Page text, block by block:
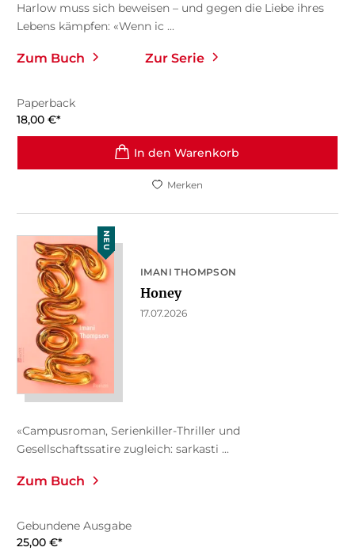
Harlow muss sich beweisen – und gegen die Liebe ihres
Lebens kämpfen: «Wenn ic ...
Zum Buch Zur Serie
Paperback
18,00 €*
In den Warenkorb
Merken
NEU
IMANI THOMPSON
Honey
17.07.2026
«Campusroman, Serienkiller-Thriller und
Gesellschaftssatire zugleich: sarkasti ...
Zum Buch
Gebundene Ausgabe
25,00 €*